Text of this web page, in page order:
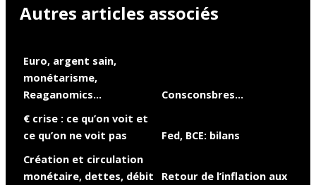
Autres articles associés
Euro, argent sain,
monétarisme,
Reaganomics…
Consconsbres…
€ crise : ce qu’on voit et
ce qu’on ne voit pas
Fed, BCE: bilans
Création et circulation
monétaire, dettes, débit
Retour de l’inflation aux